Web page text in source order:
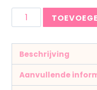
Beschrijving
Aanvullende